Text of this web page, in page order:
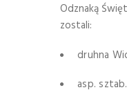
Odznaką
zostali:
druhna
asp.